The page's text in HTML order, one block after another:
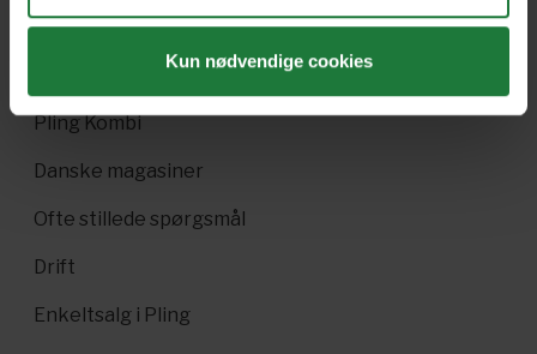
Kun nødvendige cookies
Gavekort
Pling Kombi
Danske magasiner
Ofte stillede spørgsmål
Drift
Enkeltsalg i Pling